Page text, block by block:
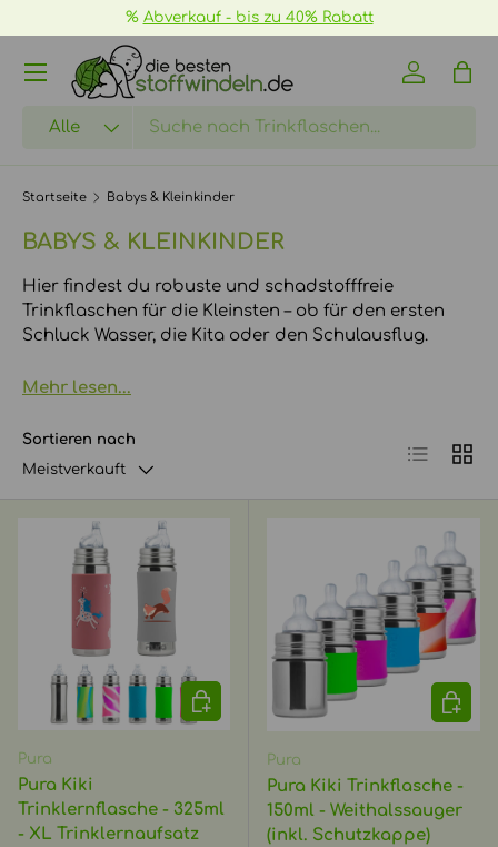
DIREKT ZUM INHALT
📦GRATIS Versand ab 70€ ->
Suchen
Alle
Einloggen
Startseite Babys & Kleinkinder
BABYS & KLEINKINDER
Hier findest du robuste und schadstofffreie
Trinkflaschen für die Kleinsten – ob für den ersten
Schluck Wasser, die Kita oder den Schulausflug.
Mehr lesen...
Sortieren nach
Meistverkauft
Pura
Pura Kiki
Trinklernflasche - 325ml
- XL Trinklernaufsatz
OPTIONEN AUSWÄHLEN
Pura
Pura Kiki Trinkflasche -
150ml - Weithalssauger
(inkl. Schutzkappe)